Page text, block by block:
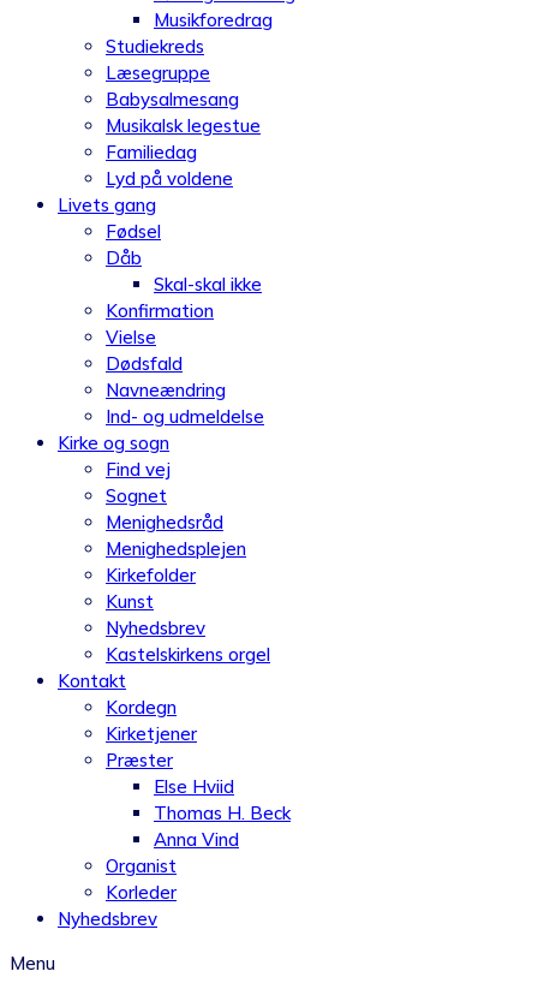
Musikforedrag
Studiekreds
Læsegruppe
Babysalmesang
Musikalsk legestue
Familiedag
Lyd på voldene
Livets gang
Fødsel
Dåb
Skal-skal ikke
Konfirmation
Vielse
Dødsfald
Navneændring
Ind- og udmeldelse
Kirke og sogn
Find vej
Sognet
Menighedsråd
Menighedsplejen
Kirkefolder
Kunst
Nyhedsbrev
Kastelskirkens orgel
Kontakt
Kordegn
Kirketjener
Præster
Else Hviid
Thomas H. Beck
Anna Vind
Organist
Korleder
Nyhedsbrev
Menu